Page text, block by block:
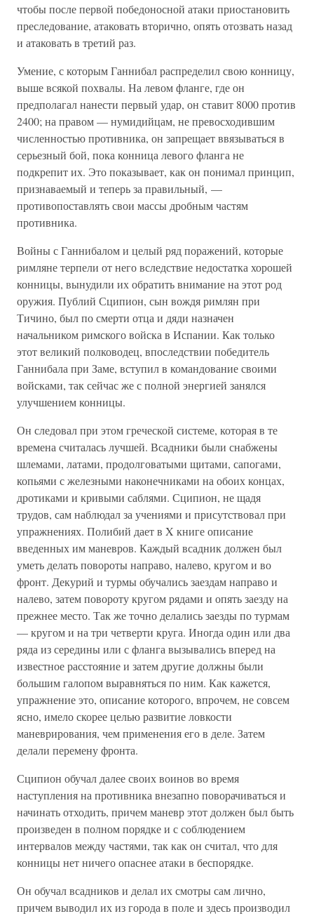
чтобы после первой победоносной атаки приостановить
преследование, атаковать вторично, опять отозвать назад
и атаковать в третий раз.
Умение, с которым Ганнибал распределил свою конницу,
выше всякой похвалы. На левом фланге, где он
предполагал нанести первый удар, он ставит 8000 против
2400; на правом — нумидийцам, не превосходившим
численностью противника, он запрещает ввязываться в
серьезный бой, пока конница левого фланга не
подкрепит их. Это показывает, как он понимал принцип,
признаваемый и теперь за правильный, —
противопоставлять свои массы дробным частям
противника.
Войны с Ганнибалом и целый ряд поражений, которые
римляне терпели от него вследствие недостатка хорошей
конницы, вынудили их обратить внимание на этот род
оружия. Публий Сципион, сын вождя римлян при
Тичино, был по смерти отца и дяди назначен
начальником римского войска в Испании. Как только
этот великий полководец, впоследствии победитель
Ганнибала при Заме, вступил в командование своими
войсками, так сейчас же с полной энергией занялся
улучшением конницы.
Он следовал при этом греческой системе, которая в те
времена считалась лучшей. Всадники были снабжены
шлемами, латами, продолговатыми щитами, сапогами,
копьями с железными наконечниками на обоих концах,
дротиками и кривыми саблями. Сципион, не щадя
трудов, сам наблюдал за учениями и присутствовал при
упражнениях. Полибий дает в X книге описание
введенных им маневров. Каждый всадник должен был
уметь делать повороты направо, налево, кругом и во
фронт. Декурий и турмы обучались заездам направо и
налево, затем повороту кругом рядами и опять заезду на
прежнее место. Так же точно делались заезды по турмам
— кругом и на три четверти круга. Иногда один или два
ряда из середины или с фланга вызывались вперед на
известное расстояние и затем другие должны были
большим галопом выравняться по ним. Как кажется,
упражнение это, описание которого, впрочем, не совсем
ясно, имело скорее целью развитие ловкости
маневрирования, чем применения его в деле. Затем
делали перемену фронта.
Сципион обучал далее своих воинов во время
наступления на противника внезапно поворачиваться и
начинать отходить, причем маневр этот должен был быть
произведен в полном порядке и с соблюдением
интервалов между частями, так как он считал, что для
конницы нет ничего опаснее атаки в беспорядке.
Он обучал всадников и делал их смотры сам лично,
причем выводил их из города в поле и здесь производил